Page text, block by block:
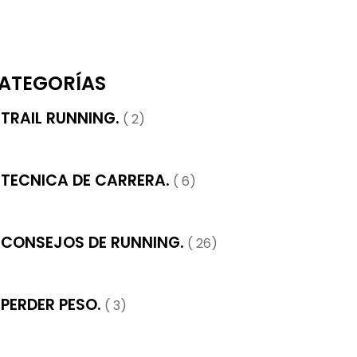
TRAIL RUNNING. ( 2)
TECNICA DE CARRERA. ( 6)
CONSEJOS DE RUNNING. ( 26)
PERDER PESO. ( 3)